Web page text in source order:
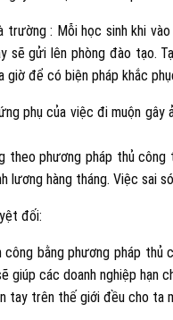
trường : Mỗi học sinh khi
sẽ gửi lên phòng đào tạo.
giờ để có biện pháp khắc
phụ của việc đi muộn gây
theo phương pháp thủ
lương hàng tháng. Việc sai
đối:
bằng phương pháp thủ
giúp các doanh nghiệp hạn
tay trên thế giới đều cho ta